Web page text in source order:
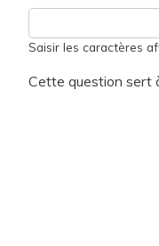
Saisir les caractères
Cette question sert